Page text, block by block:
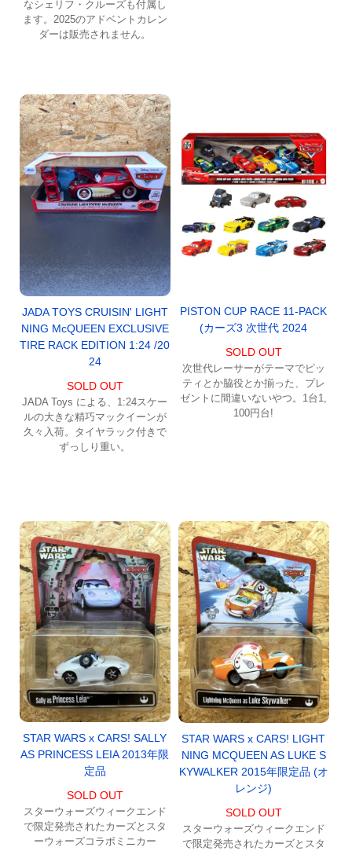
なシェリフ・クルーズも付属し
ます。2025のアドベントカレン
ダーは販売されません。
JADA TOYS CRUISIN' LIGHT
NING McQUEEN EXCLUSIVE
TIRE RACK EDITION 1:24 /20
24
SOLD OUT
JADA Toys による、1:24スケー
ルの大きな精巧マックイーンが
久々入荷。タイヤラック付きで
ずっしり重い。
PISTON CUP RACE 11-PACK
(カーズ3 次世代 2024
SOLD OUT
次世代レーサーがテーマでピッ
ティとか脇役とか揃った、プレ
ゼントに間違いないやつ。1台1,
100円台!
STAR WARS x CARS! SALLY
AS PRINCESS LEIA 2013年限
定品
SOLD OUT
スターウォーズウィークエンド
で限定発売されたカーズとスタ
ーウォーズコラボミニカー
STAR WARS x CARS! LIGHT
NING MCQUEEN AS LUKE S
KYWALKER 2015年限定品 (オ
レンジ)
SOLD OUT
スターウォーズウィークエンド
で限定発売されたカーズとスタ